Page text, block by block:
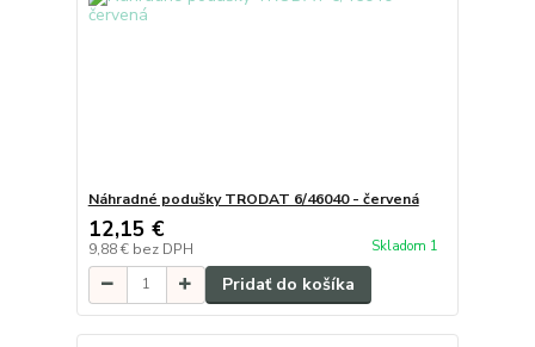
Náhradné podušky TRODAT 6/46040 - červená
12,15 €
9,88 € bez DPH Skladom 1
Pridať do košíka